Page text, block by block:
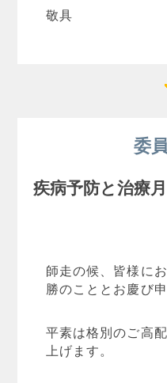
敬具
委
疾病予防と治療
師走の候、皆様に
勝のこととお慶び
平素は格別のご高
上げます。